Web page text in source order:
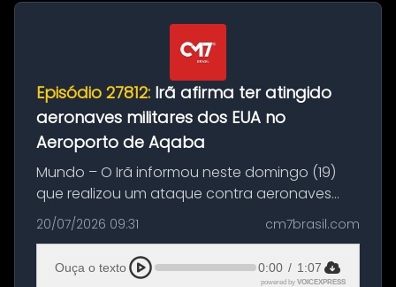
Episódio 27812: Irã afirma ter atingido
aeronaves militares dos EUA no
Aeroporto de Aqaba
Mundo – O Irã informou neste domingo (19)
que realizou um ataque contra aeronaves
militares dos Estados Unidos estacionadas no
Aeroporto de Aqaba, na Jordânia, durante a
21ª fase da Operação Nasr 2. A...
20/07/2026 09:31 cm7brasil.com
Ouça o texto 0:00 / 1:07
powered by VOICEXPRESS